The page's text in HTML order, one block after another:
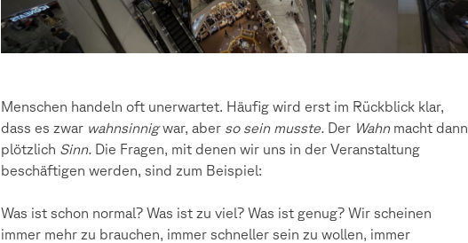
Menschen handeln oft unerwartet. Häufig wird erst im Rückblick klar,
dass es zwar wahnsinnigwar, aber so sein musste. Der Wahnmacht dann
plötzlich Sinn. Die Fragen, mit denen wir uns in der Veranstaltung
beschäftigen werden, sind zum Beispiel:
Was ist schon normal? Was ist zu viel? Was ist genug? Wir scheinen
immer mehr zu brauchen, immer schneller sein zu wollen, immer